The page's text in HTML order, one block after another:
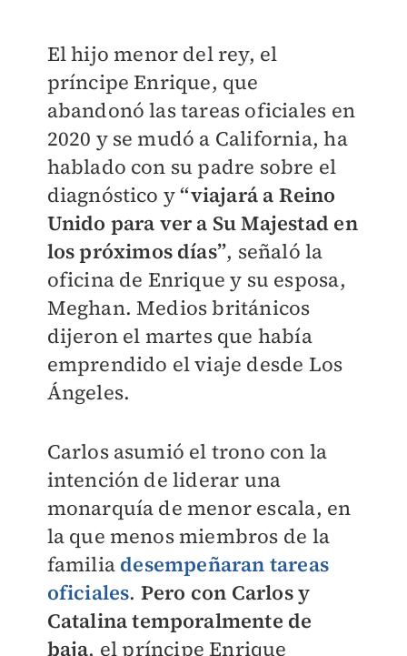
El hijo menor del rey, el
príncipe Enrique, que
abandonó las tareas oficiales en
2020 y se mudó a California, ha
hablado con su padre sobre el
diagnóstico y“viajará a Reino
Unido para ver a Su Majestad en
los próximos días”, señaló la
oficina de Enrique y su esposa,
Meghan. Medios británicos
dijeron el martes que había
emprendido el viaje desde Los
Ángeles.
Carlos asumió el trono con la
intención de liderar una
monarquía de menor escala, en
la que menos miembros de la
familia desempeñaran tareas
oficiales. Pero con Carlos y
Catalina temporalmente de
baja, el príncipe Enrique